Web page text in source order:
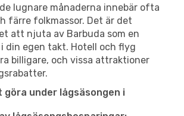
lugnare månaderna innebär ofta
färre folkmassor. Det är det
att njuta av Barbuda som en
din egen takt. Hotell och flyg
billigare, och vissa attraktioner
göra under lågsäsongen i